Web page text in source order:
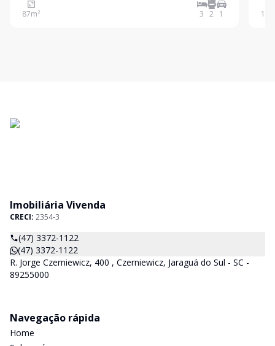
em contato e agende uma visita! Valor e
disponibilidade sujeito a alteração sem aviso p
87m² 3 2 1 147
Imobiliária Vivenda
CRECI: 2354-3
(47) 3372-1122
(47) 3372-1122
R. Jorge Czerniewicz, 400 , Czerniewicz, Jaraguá do Sul - SC -
89255000
Navegação rápida
Home